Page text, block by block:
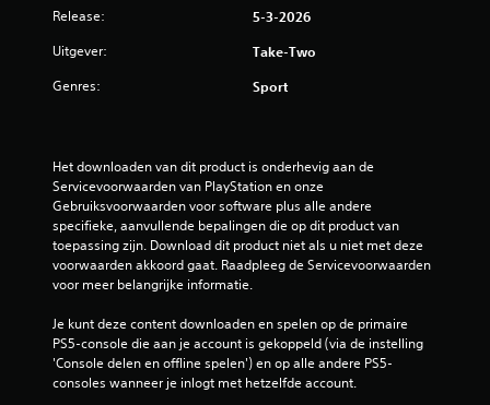
t
3
e
Release: 5-3-2026
Uitgever: Take-Two
Genres: Sport
Het downloaden van dit product is onderhevig aan de
Servicevoorwaarden van PlayStation en onze
Gebruiksvoorwaarden voor software plus alle andere
specifieke, aanvullende bepalingen die op dit product van
toepassing zijn. Download dit product niet als u niet met deze
voorwaarden akkoord gaat. Raadpleeg de Servicevoorwaarden
voor meer belangrijke informatie.
Je kunt deze content downloaden en spelen op de primaire
PS5-console die aan je account is gekoppeld (via de instelling
'Console delen en offline spelen') en op alle andere PS5-
consoles wanneer je inlogt met hetzelfde account.